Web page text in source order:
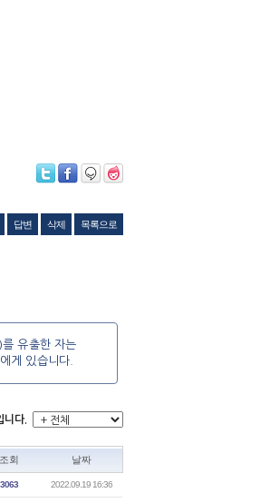
답변 삭제
목록으로
유출한 자는
게 있습니다.
니다.
조회 날짜
3063 2022.09.19 16:36